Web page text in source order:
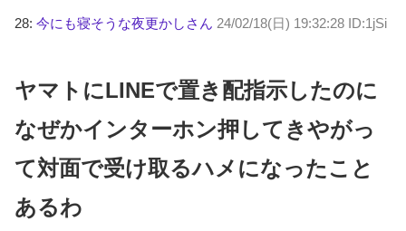
28: 今にも寝そうな夜更かしさん 24/02/18(日) 19:32:28 ID:1jSi
ヤマトにLINEで置き配指示したのに
なぜかインターホン押してきやがっ
て対面で受け取るハメになったこと
あるわ